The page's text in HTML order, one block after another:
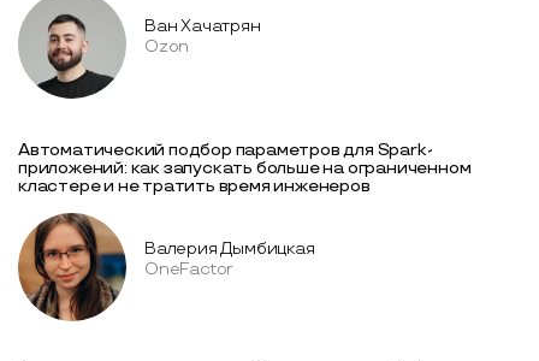
Ван Хачатрян
Ozon
Автоматический подбор параметров для Spark-
приложений: как запускать больше на ограниченном
кластере и не тратить время инженеров
Валерия Дымбицкая
OneFactor